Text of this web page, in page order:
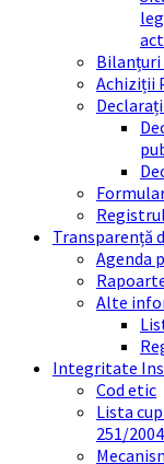
Achiziții
Transparență
Agenda
Alte
Integritate
Cod etic
Lista
251/2004